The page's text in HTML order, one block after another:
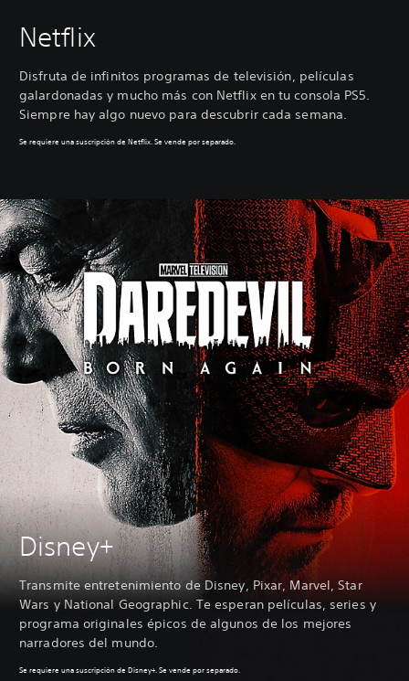
Netflix
Disfruta de infinitos programas de televisión, películas
galardonadas y mucho más con Netflix en tu consola PS5.
Siempre hay algo nuevo para descubrir cada semana.
Se requiere una suscripción de Netflix. Se vende por separado.
Disney+
Transmite entretenimiento de Disney, Pixar, Marvel, Star
Wars y National Geographic. Te esperan películas, series y
programa originales épicos de algunos de los mejores
narradores del mundo.
Se requiere una suscripción de Disney+. Se vende por separado.